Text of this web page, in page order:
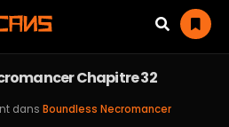
Chapitre 32
dans Boundless Necromancer